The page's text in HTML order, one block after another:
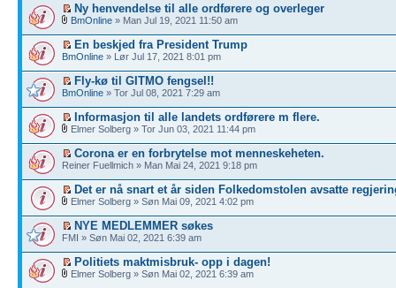
Ny henvendelse til alle ordførere og overleger
BmOnline » Man Jul 19, 2021 11:50 am
En beskjed fra President Trump
BmOnline » Lør Jul 17, 2021 8:01 pm
Fly-kø til GITMO fengsel!!
BmOnline » Tor Jul 08, 2021 7:29 am
Informasjon til alle landets ordførere m flere.
Elmer Solberg » Tor Jun 03, 2021 11:44 pm
Corona er en forbrytelse mot menneskeheten.
Reiner Fuellmich » Man Mai 24, 2021 9:18 pm
Det er nå snart et år siden Folkedomstolen avsatte
Elmer Solberg » Søn Mai 09, 2021 4:02 pm
NYE MEDLEMMER søkes
FMI » Søn Mai 02, 2021 6:39 am
Politiets maktmisbruk- opp i dagen!
Elmer Solberg » Søn Mai 02, 2021 6:39 am